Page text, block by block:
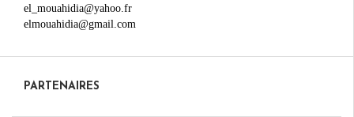
el_mouahidia@yahoo.fr
elmouahidia@gmail.com
PARTENAIRES